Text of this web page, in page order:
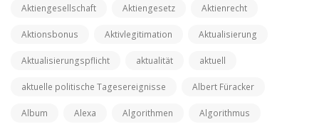
Aktiengesellschaft Aktiengesetz Aktienrecht
Aktionsbonus Aktivlegitimation Aktualisierung
Aktualisierungspflicht aktualität aktuell
aktuelle politische Tagesereignisse Albert Füracker
Album Alexa Algorithmen Algorithmus